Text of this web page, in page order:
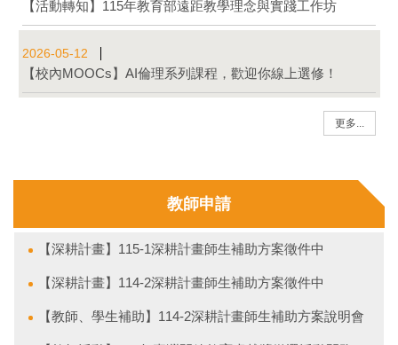
2026-06-10
【活動轉知】115年教育部遠距教學理念與實踐工作坊
2026-05-12
【校內MOOCs】AI倫理系列課程，歡迎你線上選修！
教師申請